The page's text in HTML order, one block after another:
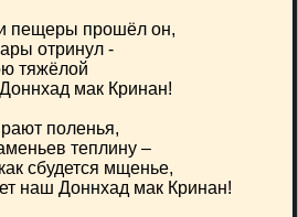
пещеры прошёл он,
отринул -
тяжёлой
мак Кринан!
поленья,
теплину –
сбудется мщенье,
наш Доннхад мак Кринан!